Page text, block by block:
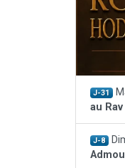
J-31
au
J-8